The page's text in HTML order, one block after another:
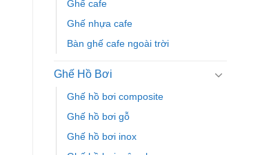
Ghế cafe
Ghế nhựa cafe
Bàn ghế cafe ngoài trời
Ghế Hồ Bơi
Ghế hồ bơi composite
Ghế hồ bơi gỗ
Ghế hồ bơi inox